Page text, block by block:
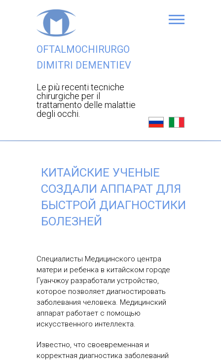
OFTALMOCHIRURGO
DIMITRI DEMENTIEV
Le più recenti tecniche
chirurgiche per il
trattamento delle malattie
degli occhi.
КИТАЙСКИЕ УЧЕНЫЕ
СОЗДАЛИ АППАРАТ ДЛЯ
БЫСТРОЙ ДИАГНОСТИКИ
БОЛЕЗНЕЙ
Специалисты Медицинского центра
матери и ребенка в китайском городе
Гуанчжоу разработали устройство,
которое позволяет диагностировать
заболевания человека. Медицинский
аппарат работает с помощью
искусственного интеллекта.
Известно, что своевременная и
корректная диагностика заболеваний